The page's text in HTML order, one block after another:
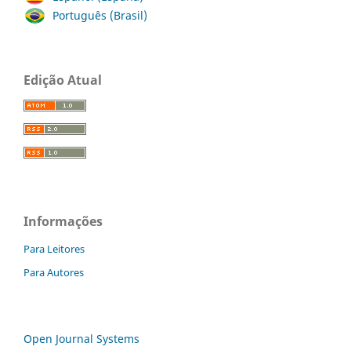
Português (Brasil)
Edição Atual
Informações
Para Leitores
Para Autores
Open Journal Systems